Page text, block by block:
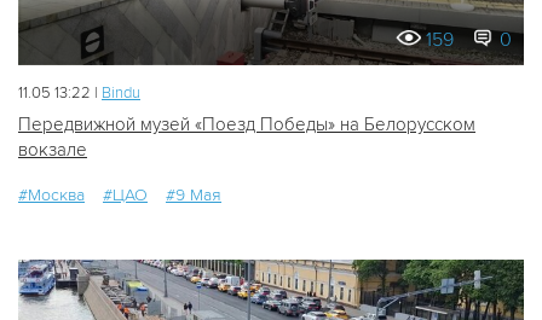
159 0
11.05 13:22 | Bindu
Передвижной музей «Поезд Победы» на Белорусском
вокзале
#Москва #ЦАО #9 Мая